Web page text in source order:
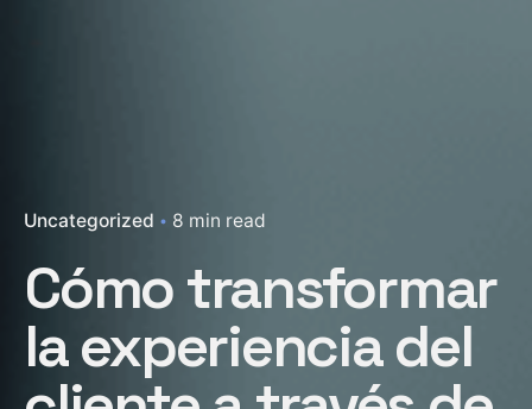
Uncategorized 8 min read
Cómo transformar
la experiencia del